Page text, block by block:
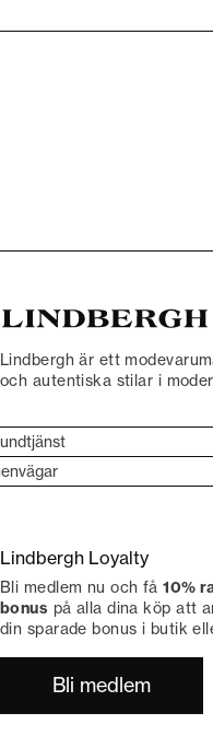
Lindbergh är ett
och autentiska stilar i
köp
Lindbergh-ambassadör
Lindbergh Loyalty
Bli medlem nu och få10%
bonus på alla dina köp att
din sparade bonus i butik
Bli medlem